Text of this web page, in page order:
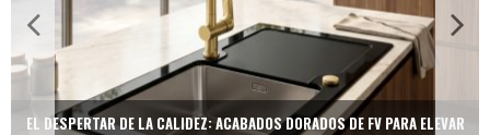
EL DESPERTAR DE LA CALIDEZ: ACABADOS DORADOS DE FV PARA ELEVAR